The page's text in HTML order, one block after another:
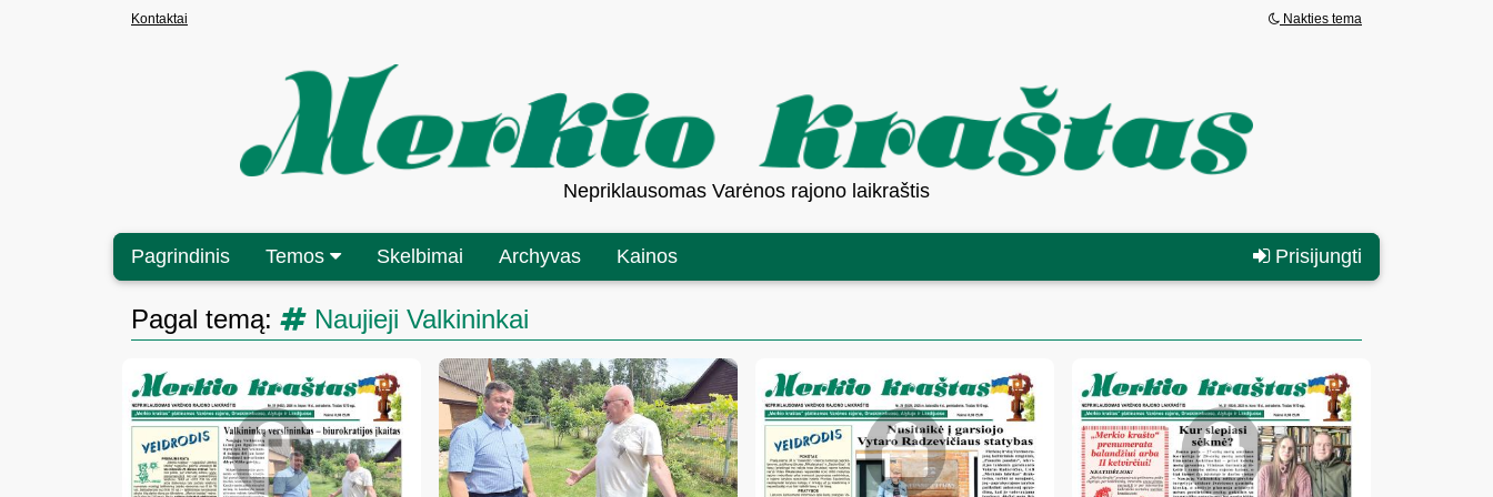
Nakties tema
Kontaktai
Nepriklausomas Varėnos rajono laikraštis
Prisijungti
Pagrindinis Temos Skelbimai Archyvas Kainos
Pagal temą: Naujieji Valkininkai